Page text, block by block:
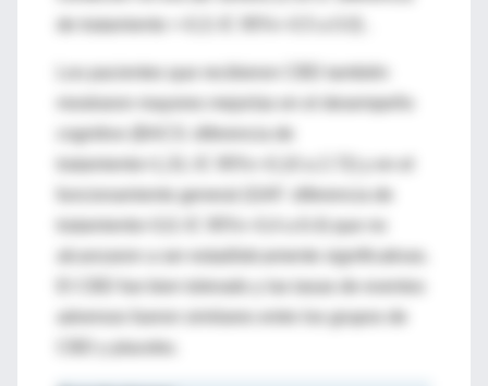
mostraron mayores mejorías en el desempeño
cognitivo (BACS: diferencia de
funcionamiento general (GAF: diferencia de
alcanzaron a ser estadísticamente significativas.
adversos fueron similares entre los grupos de